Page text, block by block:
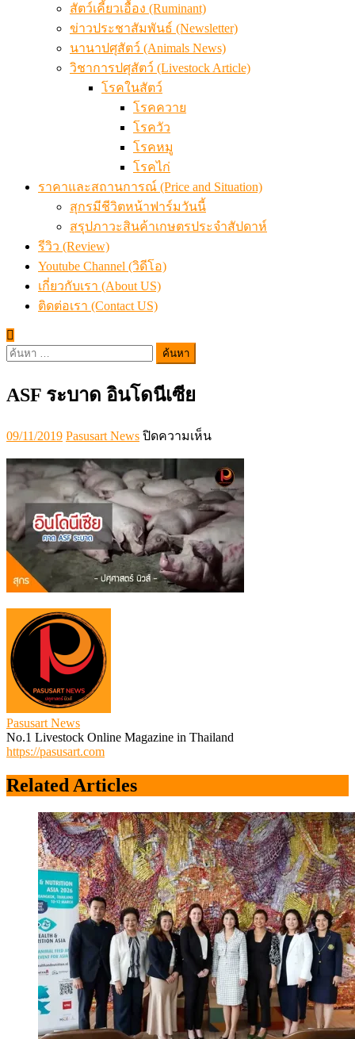
สัตว์เคี้ยวเอื้อง (Ruminant)
ข่าวประชาสัมพันธ์ (Newsletter)
นานาปศุสัตว์ (Animals News)
วิชาการปศุสัตว์ (Livestock Article)
โรคในสัตว์
โรคควาย
โรควัว
โรคหมู
โรคไก่
ราคาและสถานการณ์ (Price and Situation)
สุกรมีชีวิตหน้าฟาร์มวันนี้
สรุปภาวะสินค้าเกษตรประจำสัปดาห์
รีวิว (Review)
Youtube Channel (วิดีโอ)
เกี่ยวกับเรา (About US)
ติดต่อเรา (Contact US)
ค้นหา
ASF ระบาด อินโดนีเซีย
Posted
on
09/11/2019 Author
Pasusart News ปิดความเห็นบน
ระบาด
อินโดนีเซีย
Pasusart News
No.1 Livestock Online Magazine in Thailand
https://pasusart.com
Related Articles